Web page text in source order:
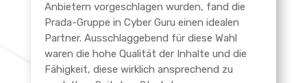
Anbietern vorgeschlagen wurden, fand die
Prada-Gruppe in Cyber Guru einen idealen
Partner. Ausschlaggebend für diese Wahl
waren die hohe Qualität der Inhalte und die
Fähigkeit, diese wirklich ansprechend zu